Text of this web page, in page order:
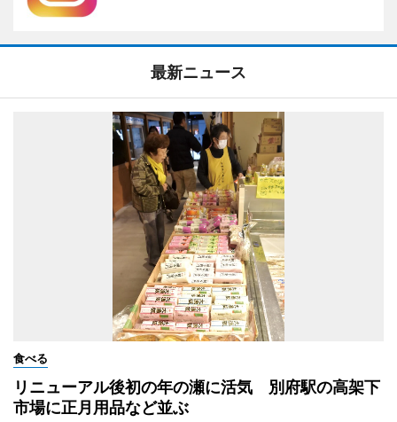
最新ニュース
食べる
リニューアル後初の年の瀬に活気 別府駅の高架下
市場に正月用品など並ぶ